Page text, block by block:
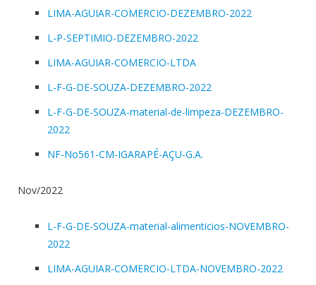
LIMA-AGUIAR-COMERCIO-DEZEMBRO-2022
L-P-SEPTIMIO-DEZEMBRO-2022
LIMA-AGUIAR-COMERCIO-LTDA
L-F-G-DE-SOUZA-DEZEMBRO-2022
L-F-G-DE-SOUZA-material-de-limpeza-DEZEMBRO-
2022
NF-No561-CM-IGARAPÉ-AÇU-G.A.
Nov/2022
L-F-G-DE-SOUZA-material-alimenticios-NOVEMBRO-
2022
LIMA-AGUIAR-COMERCIO-LTDA-NOVEMBRO-2022